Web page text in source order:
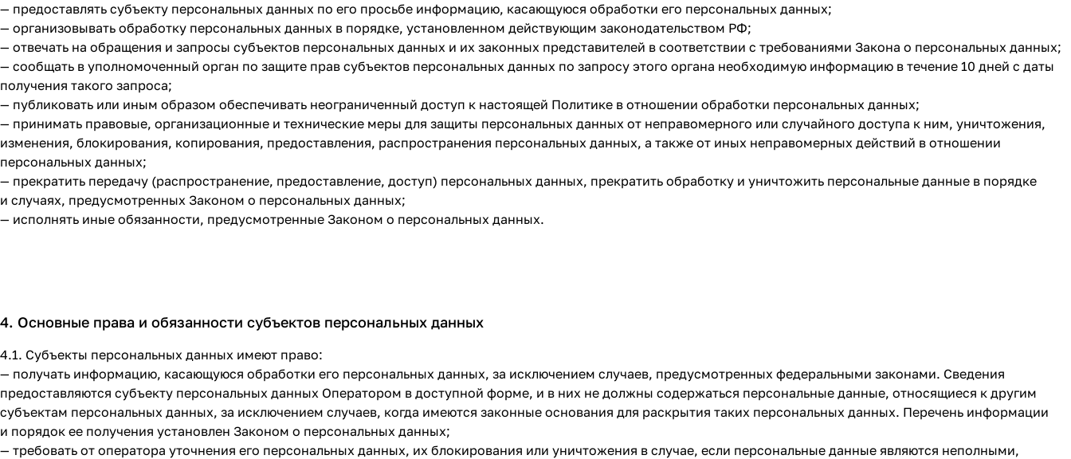
— предоставлять субъекту персональных данных по его просьбе информацию, касающуюся обработки его персональных данных;
— организовывать обработку персональных данных в порядке, установленном действующим законодательством РФ;
— отвечать на обращения и запросы субъектов персональных данных и их законных представителей в соответствии с требованиями Закона о персональных данных;
— сообщать в уполномоченный орган по защите прав субъектов персональных данных по запросу этого органа необходимую информацию в течение 10 дней с даты
получения такого запроса;
— публиковать или иным образом обеспечивать неограниченный доступ к настоящей Политике в отношении обработки персональных данных;
— принимать правовые, организационные и технические меры для защиты персональных данных от неправомерного или случайного доступа к ним, уничтожения,
изменения, блокирования, копирования, предоставления, распространения персональных данных, а также от иных неправомерных действий в отношении
персональных данных;
— прекратить передачу (распространение, предоставление, доступ) персональных данных, прекратить обработку и уничтожить персональные данные в порядке
и случаях, предусмотренных Законом о персональных данных;
— исполнять иные обязанности, предусмотренные Законом о персональных данных.
4. Основные права и обязанности субъектов персональных данных
4.1. Субъекты персональных данных имеют право:
— получать информацию, касающуюся обработки его персональных данных, за исключением случаев, предусмотренных федеральными законами. Сведения
предоставляются субъекту персональных данных Оператором в доступной форме, и в них не должны содержаться персональные данные, относящиеся к другим
субъектам персональных данных, за исключением случаев, когда имеются законные основания для раскрытия таких персональных данных. Перечень информации
и порядок ее получения установлен Законом о персональных данных;
— требовать от оператора уточнения его персональных данных, их блокирования или уничтожения в случае, если персональные данные являются неполными,